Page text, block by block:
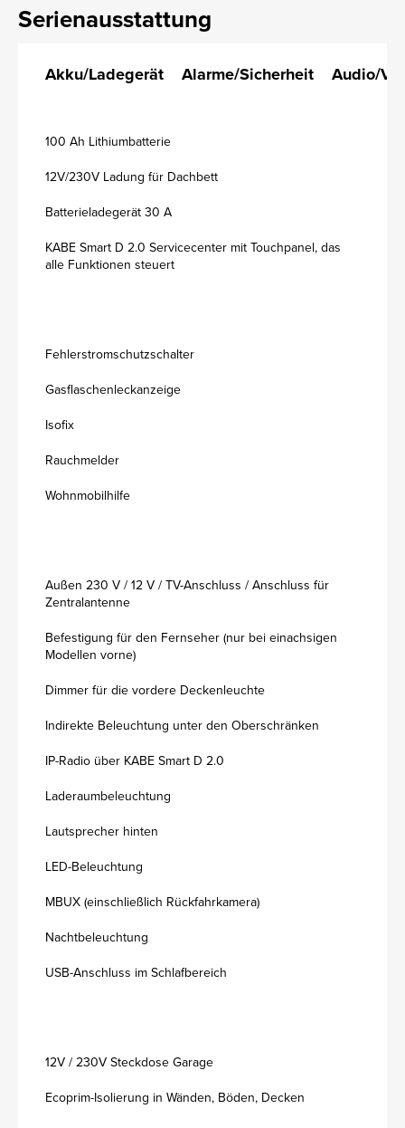
Serienausstattung
Akku/Ladegerät Alarme/Sicherheit Audio/
100 Ah Lithiumbatterie
12V/230V Ladung für Dachbett
Batterieladegerät 30 A
KABE Smart D 2.0 Servicecenter mit Touchpanel, das
alle Funktionen steuert
Fehlerstromschutzschalter
Gasflaschenleckanzeige
Isofix
Rauchmelder
Wohnmobilhilfe
Außen 230 V / 12 V / TV-Anschluss / Anschluss für
Zentralantenne
Befestigung für den Fernseher (nur bei einachsigen
Modellen vorne)
Dimmer für die vordere Deckenleuchte
Indirekte Beleuchtung unter den Oberschränken
IP-Radio über KABE Smart D 2.0
Laderaumbeleuchtung
Lautsprecher hinten
LED-Beleuchtung
MBUX (einschließlich Rückfahrkamera)
Nachtbeleuchtung
USB-Anschluss im Schlafbereich
12V / 230V Steckdose Garage
Ecoprim-Isolierung in Wänden, Böden, Decken